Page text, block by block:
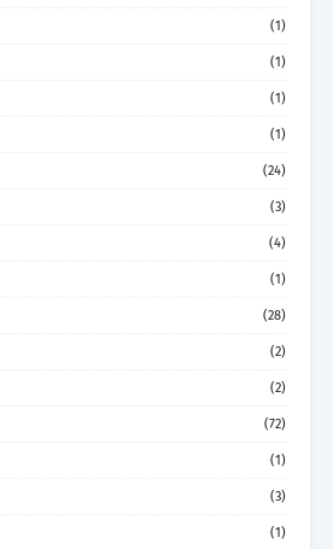
(1)
(1)
(1)
(1)
(24)
(3)
(4)
(1)
(28)
(2)
(2)
(72)
(1)
(3)
(1)